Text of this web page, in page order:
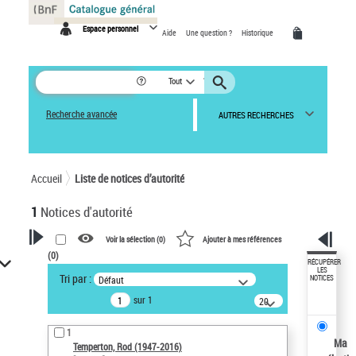
Espace personnel Aide Une question ? Historique
Tout
Recherche avancée AUTRES RECHERCHES
Accueil Liste de notices d’autorité
1 Notices d'autorité
VOTRE RECHERCHE
Recherche avancée dans les
notices d’autorité
Œuvres liées à l'auteur :
Temperton, Rod (1947-2016)
Voir la sélection (0) Ajouter à mes références
(0)
Tri par : Défaut
sur 1
20
résultats/page
1
Temperton, Rod (1947-2016)
RÉCUPÉRER
LES
NOTICES
Ma
Panneau de gestion des cookies